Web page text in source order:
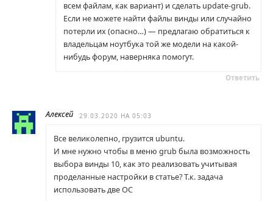
всем файлам, как вариант) и сделать update-grub.
Если не можете найти файлы винды или случайно
потерли их (опасно…) — предлагаю обратиться к
владельцам ноутбука той же модели на какой-
нибудь форум, наверняка помогут.
Ответить
Алексей 29.03.2020 НА 05:03
Все великолепно, грузится ubuntu.
И мне нужно чтобы в меню grub была возможность
выбора винды 10, как это реализовать учитывая
проделанные настройки в статье? Т.к. задача
использовать две ОС